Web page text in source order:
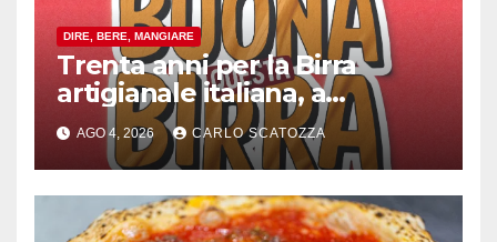
DIRE, BERE, MANGIARE
Trenta anni per la Birra
artigianale italiana, a
Pomigliano d’arco evento
celebrativo con birra speciale
AGO 4, 2026 CARLO SCATOZZA